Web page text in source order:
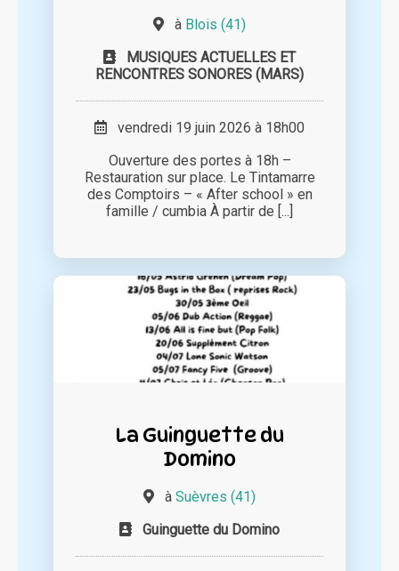
à Blois (41)
MUSIQUES ACTUELLES ET
RENCONTRES SONORES (MARS)
vendredi 19 juin 2026 à 18h00
Ouverture des portes à 18h –
Restauration sur place. Le Tintamarre
des Comptoirs – « After school » en
famille / cumbia À partir de [...]
La Guinguette du
Domino
à Suèvres (41)
Guinguette du Domino